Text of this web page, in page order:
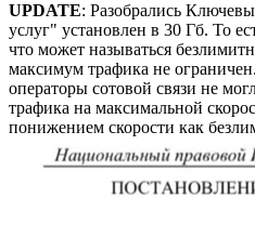
UPDATE: Разобрались
услуг" установлен в 30 Гб. То
что может называться
максимум трафика не
операторы сотовой связи не
трафика на максимальной
понижением скорости как